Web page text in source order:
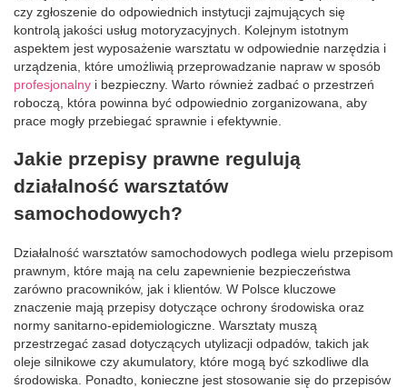
czy zgłoszenie do odpowiednich instytucji zajmujących się
kontrolą jakości usług motoryzacyjnych. Kolejnym istotnym
aspektem jest wyposażenie warsztatu w odpowiednie narzędzia i
urządzenia, które umożliwią przeprowadzanie napraw w sposób
profesjonalny i bezpieczny. Warto również zadbać o przestrzeń
roboczą, która powinna być odpowiednio zorganizowana, aby
prace mogły przebiegać sprawnie i efektywnie.
Jakie przepisy prawne regulują
działalność warsztatów
samochodowych?
Działalność warsztatów samochodowych podlega wielu przepisom
prawnym, które mają na celu zapewnienie bezpieczeństwa
zarówno pracowników, jak i klientów. W Polsce kluczowe
znaczenie mają przepisy dotyczące ochrony środowiska oraz
normy sanitarno-epidemiologiczne. Warsztaty muszą
przestrzegać zasad dotyczących utylizacji odpadów, takich jak
oleje silnikowe czy akumulatory, które mogą być szkodliwe dla
środowiska. Ponadto, konieczne jest stosowanie się do przepisów